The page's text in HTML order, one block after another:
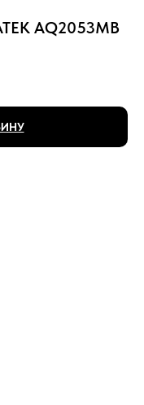
AQ2053MB